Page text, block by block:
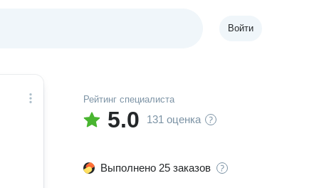
Войти
Рейтинг специалиста
5.0 131 оценка
Выполнено 25 заказов